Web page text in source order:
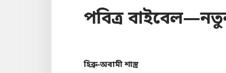
পবিত্ৰ
হিব্ৰু-অৰামী শাস্ত্র